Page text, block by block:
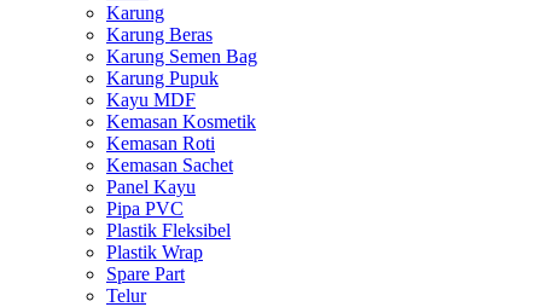
Karung
Karung Beras
Karung Semen Bag
Karung Pupuk
Kayu MDF
Kemasan Kosmetik
Kemasan Roti
Kemasan Sachet
Panel Kayu
Pipa PVC
Plastik Fleksibel
Plastik Wrap
Spare Part
Telur